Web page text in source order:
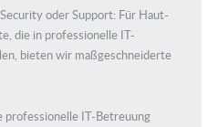
oder Support: Für Haut-
die in professionelle IT-
bieten wir maßgeschneiderte
IT-Betreuung